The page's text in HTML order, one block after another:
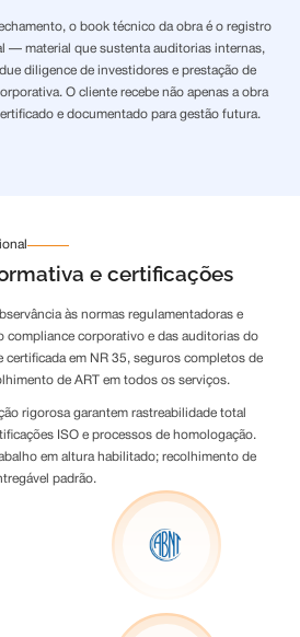
o book técnico da obra é o registro
— material que sustenta auditorias internas,
diligence de investidores e prestação de
O cliente recebe não apenas a obra
e documentado para gestão futura.
e certificações
às normas regulamentadoras e
compliance corporativo e das auditorias do
em NR 35, seguros completos de
de ART em todos os serviços.
rigorosa garantem rastreabilidade total
ISO e processos de homologação.
em altura habilitado; recolhimento de
padrão.